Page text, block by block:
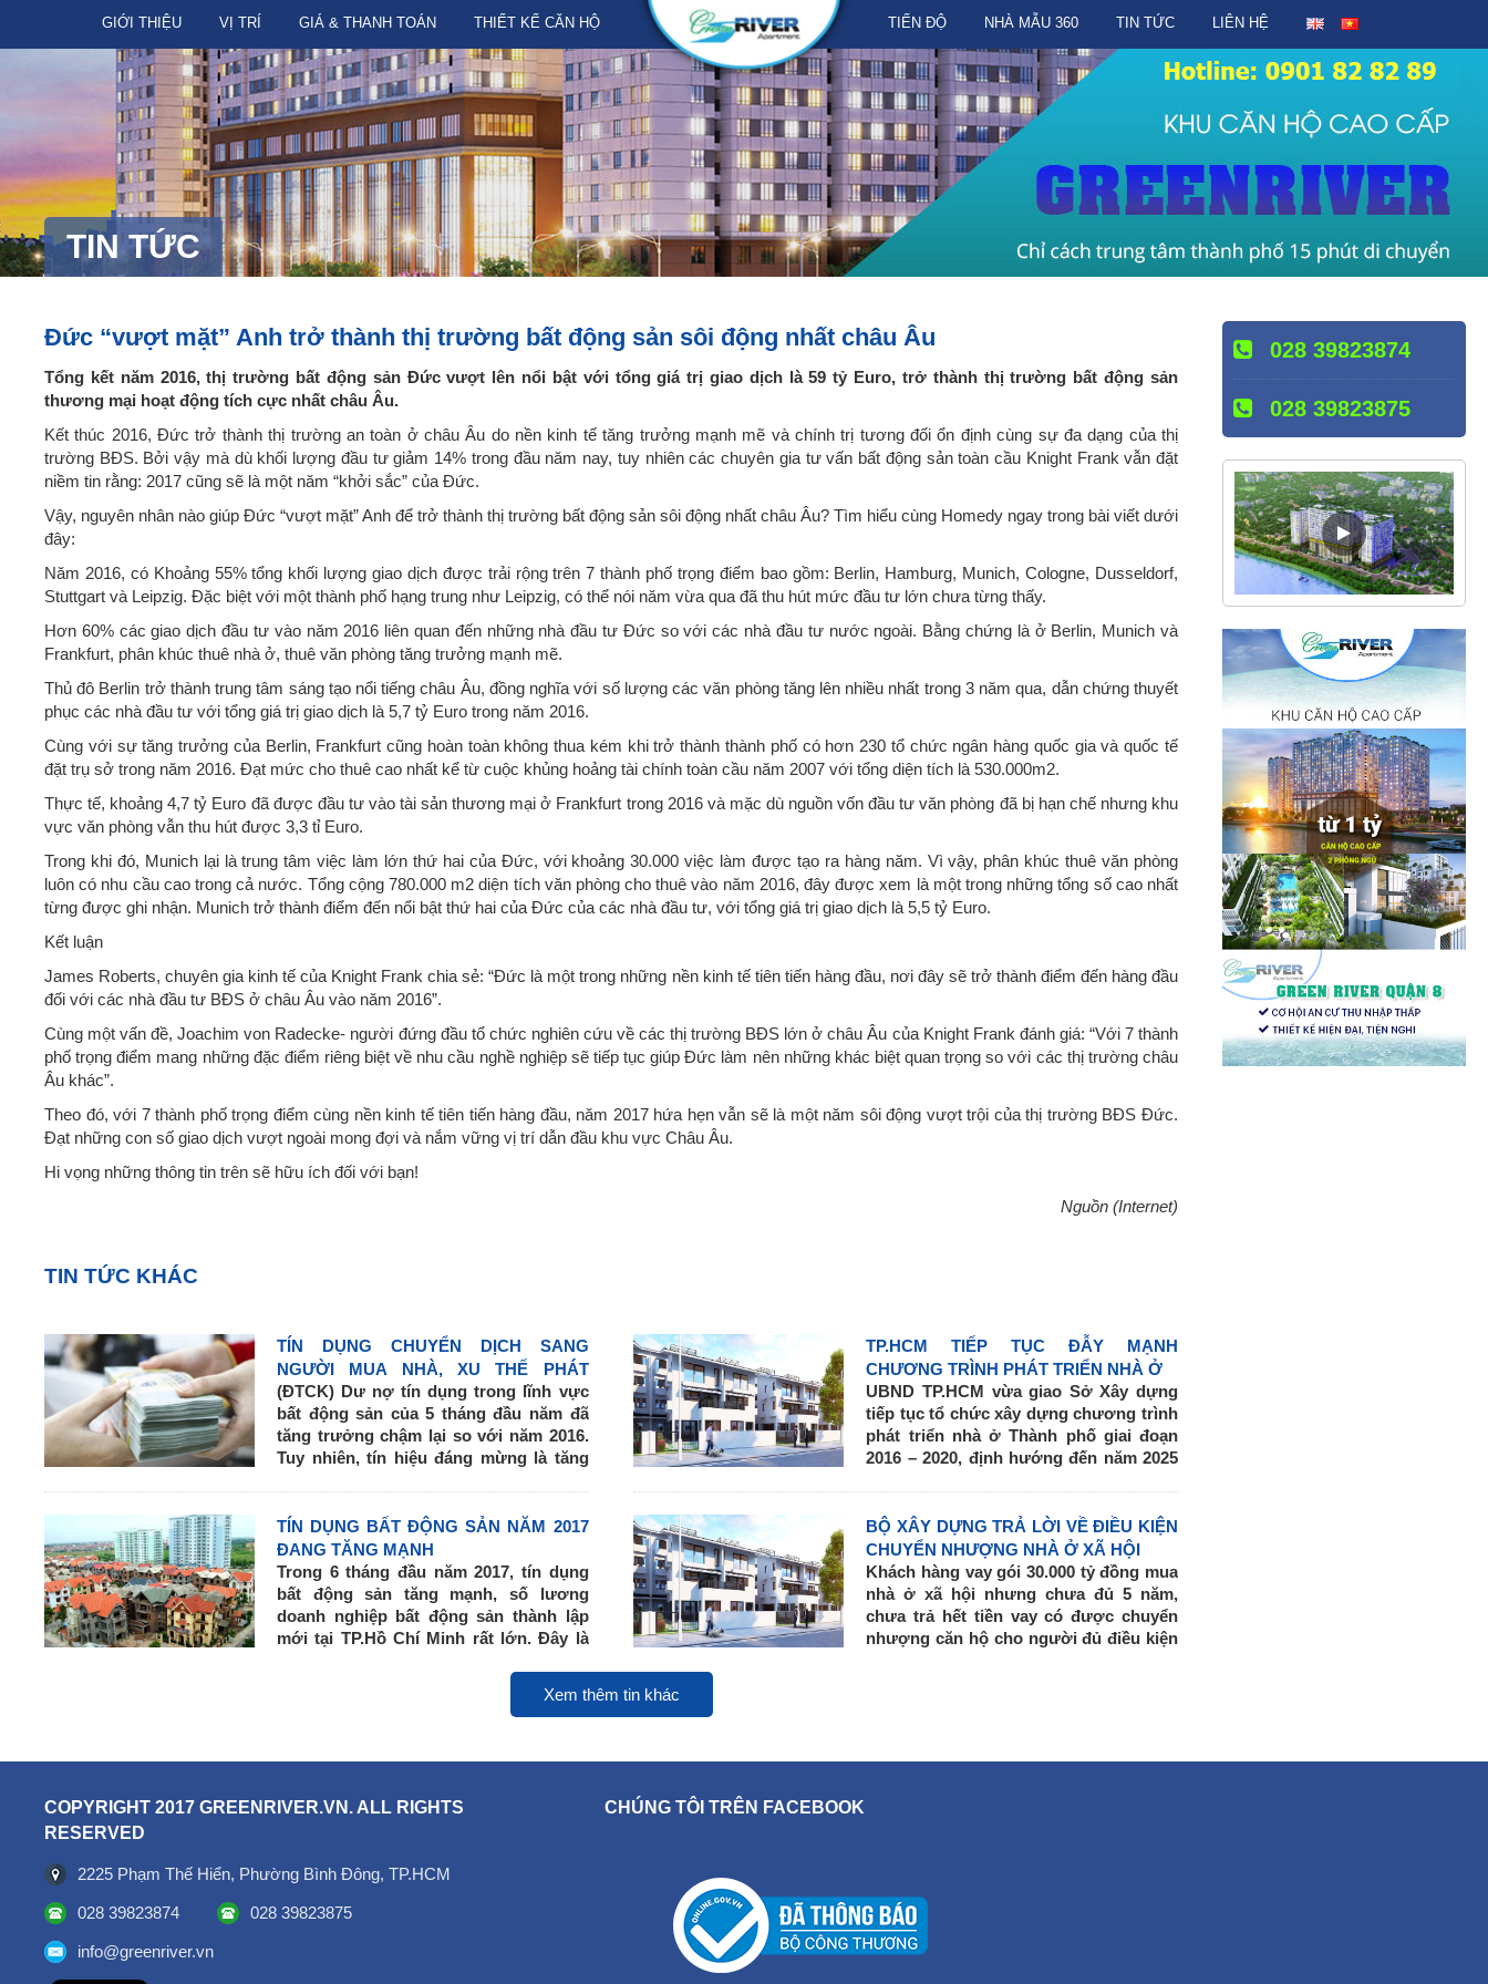
GIỚI THIỆU VỊ TRÍ GIÁ & THANH TOÁN THIẾT KẾ CĂN HỘ TIẾN ĐỘ NHÀ MẪU 360 TIN TỨC LIÊN HỆ
TIN TỨC
028 39823874
028 39823875
Đức “vượt mặt” Anh trở thành thị trường bất động sản sôi động nhất châu Âu
Tổng kết năm 2016, thị trường bất động sản Đức vượt lên nổi bật với tổng giá trị giao dịch là 59 tỷ Euro, trở thành thị trường bất động sản
thương mại hoạt động tích cực nhất châu Âu.
Kết thúc 2016, Đức trở thành thị trường an toàn ở châu Âu do nền kinh tế tăng trưởng mạnh mẽ và chính trị tương đối ổn định cùng sự đa dạng của thị
trường BĐS. Bởi vậy mà dù khối lượng đầu tư giảm 14% trong đầu năm nay, tuy nhiên các chuyên gia tư vấn bất động sản toàn cầu Knight Frank vẫn đặt
niềm tin rằng: 2017 cũng sẽ là một năm “khởi sắc” của Đức.
Vậy, nguyên nhân nào giúp Đức “vượt mặt” Anh để trở thành thị trường bất động sản sôi động nhất châu Âu? Tìm hiểu cùng Homedy ngay trong bài viết dưới
đây:
Năm 2016, có Khoảng 55% tổng khối lượng giao dịch được trải rộng trên 7 thành phố trọng điểm bao gồm: Berlin, Hamburg, Munich, Cologne, Dusseldorf,
Stuttgart và Leipzig. Đặc biệt với một thành phố hạng trung như Leipzig, có thể nói năm vừa qua đã thu hút mức đầu tư lớn chưa từng thấy.
Hơn 60% các giao dịch đầu tư vào năm 2016 liên quan đến những nhà đầu tư Đức so với các nhà đầu tư nước ngoài. Bằng chứng là ở Berlin, Munich và
Frankfurt, phân khúc thuê nhà ở, thuê văn phòng tăng trưởng mạnh mẽ.
Thủ đô Berlin trở thành trung tâm sáng tạo nổi tiếng châu Âu, đồng nghĩa với số lượng các văn phòng tăng lên nhiều nhất trong 3 năm qua, dẫn chứng thuyết
phục các nhà đầu tư với tổng giá trị giao dịch là 5,7 tỷ Euro trong năm 2016.
Cùng với sự tăng trưởng của Berlin, Frankfurt cũng hoàn toàn không thua kém khi trở thành thành phố có hơn 230 tổ chức ngân hàng quốc gia và quốc tế
đặt trụ sở trong năm 2016. Đạt mức cho thuê cao nhất kể từ cuộc khủng hoảng tài chính toàn cầu năm 2007 với tổng diện tích là 530.000m2.
Thực tế, khoảng 4,7 tỷ Euro đã được đầu tư vào tài sản thương mại ở Frankfurt trong 2016 và mặc dù nguồn vốn đầu tư văn phòng đã bị hạn chế nhưng khu
vực văn phòng vẫn thu hút được 3,3 tỉ Euro.
Trong khi đó, Munich lại là trung tâm việc làm lớn thứ hai của Đức, với khoảng 30.000 việc làm được tạo ra hàng năm. Vì vậy, phân khúc thuê văn phòng
luôn có nhu cầu cao trong cả nước. Tổng cộng 780.000 m2 diện tích văn phòng cho thuê vào năm 2016, đây được xem là một trong những tổng số cao nhất
từng được ghi nhận. Munich trở thành điểm đến nổi bật thứ hai của Đức của các nhà đầu tư, với tổng giá trị giao dịch là 5,5 tỷ Euro.
Kết luận
James Roberts, chuyên gia kinh tế của Knight Frank chia sẻ: “Đức là một trong những nền kinh tế tiên tiến hàng đầu, nơi đây sẽ trở thành điểm đến hàng đầu
đối với các nhà đầu tư BĐS ở châu Âu vào năm 2016”.
Cùng một vấn đề, Joachim von Radecke- người đứng đầu tổ chức nghiên cứu về các thị trường BĐS lớn ở châu Âu của Knight Frank đánh giá: “Với 7 thành
phố trọng điểm mang những đặc điểm riêng biệt về nhu cầu nghề nghiệp sẽ tiếp tục giúp Đức làm nên những khác biệt quan trọng so với các thị trường châu
Âu khác”.
Theo đó, với 7 thành phố trọng điểm cùng nền kinh tế tiên tiến hàng đầu, năm 2017 hứa hẹn vẫn sẽ là một năm sôi động vượt trội của thị trường BĐS Đức.
Đạt những con số giao dịch vượt ngoài mong đợi và nắm vững vị trí dẫn đầu khu vực Châu Âu.
Hi vọng những thông tin trên sẽ hữu ích đối với bạn!
Nguồn (Internet)
TIN TỨC KHÁC
TÍN DỤNG CHUYỂN DỊCH SANG
NGƯỜI MUA NHÀ, XU THẾ PHÁT
TRIỂN BỀN VỮNG
(ĐTCK) Dư nợ tín dụng trong lĩnh vực
bất động sản của 5 tháng đầu năm đã
tăng trưởng chậm lại so với năm 2016.
Tuy nhiên, tín hiệu đáng mừng là tăng
nhà.
TP.HCM TIẾP TỤC ĐẪY MẠNH
CHƯƠNG TRÌNH PHÁT TRIỂN NHÀ Ở
UBND TP.HCM vừa giao Sở Xây dựng
tiếp tục tổ chức xây dựng chương trình
phát triển nhà ở Thành phố giai đoạn
2016 – 2020, định hướng đến năm 2025
Theo đó, Sở Xây dựng đảm bảo thời gian
trình HĐND Thành phố và UBND Thành
phố xem xét thông qua và phê duyệt trong
năm 2017; xây dựng kế hoạch phát triển
và quản lý nhà ở xã hội trên địa bàn Thành
phố giai đoạn 2016 – 2020 và năm 2017,
kinh tế xã hội hàng năm và 5 năm của
duyệt đồ án thiết kế đô thị để phục vụ công
tác quản lý nhà nước đối với dự án nhà ở
xã hội theo yêu cầu của Chiến lược Phát
TÍN DỤNG BẤT ĐỘNG SẢN NĂM 2017
ĐANG TĂNG MẠNH
Trong 6 tháng đầu năm 2017, tín dụng
bất động sản tăng mạnh, số lương
doanh nghiệp bất động sản thành lập
mới tại TP.Hồ Chí Minh rất lớn. Đây là
hội Bất động sản TP. Hồ Chí Minh vừa
BỘ XÂY DỰNG TRẢ LỜI VỀ ĐIỀU KIỆN
CHUYỂN NHƯỢNG NHÀ Ở XÃ HỘI
Khách hàng vay gói 30.000 tỷ đồng mua
nhà ở xã hội nhưng chưa đủ 5 năm,
chưa trả hết tiền vay có được chuyển
nhượng căn hộ cho người đủ điều kiện
Xem thêm tin khác
COPYRIGHT 2017 GREENRIVER.VN. ALL RIGHTS
RESERVED
2225 Phạm Thế Hiển, Phường Bình Đông, TP.HCM
028 39823874 028 39823875
info@greenriver.vn
CHÚNG TÔI TRÊN FACEBOOK